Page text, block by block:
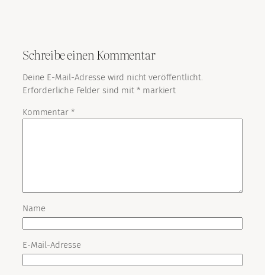
Schreibe einen Kommentar
Deine E-Mail-Adresse wird nicht veröffentlicht.
Erforderliche Felder sind mit * markiert
Kommentar *
Name
E-Mail-Adresse